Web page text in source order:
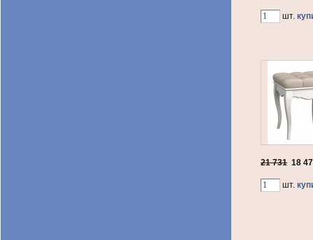
шт.
21 731 18
шт.